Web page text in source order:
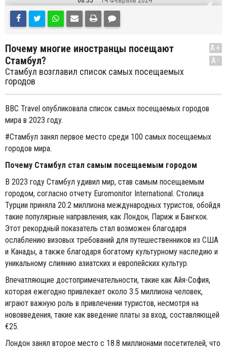
Почему многие иностранцы посещают
Стамбул?
Стамбул возглавил список самых посещаемых
городов
A+
A-
BBC Travel опубликовала список самых посещаемых городов
мира в 2023 году.
#Стамбул занял первое место среди 100 самых посещаемых
городов мира.
Почему Стамбул стал самым посещаемым городом
В 2023 году Стамбул удивил мир, став самым посещаемым
городом, согласно отчету Euromonitor International. Столица
Турции приняла 20.2 миллиона международных туристов, обойдя
такие популярные направления, как Лондон, Париж и Бангкок.
Этот рекордный показатель стал возможен благодаря
ослаблению визовых требований для путешественников из США
и Канады, а также благодаря богатому культурному наследию и
уникальному слиянию азиатских и европейских культур.
Впечатляющие достопримечательности, такие как Айя-София,
которая ежегодно привлекает около 3.5 миллиона человек,
играют важную роль в привлечении туристов, несмотря на
нововведения, такие как введение платы за вход, составляющей
€25.
Лондон занял второе место с 18.8 миллионами посетителей, что